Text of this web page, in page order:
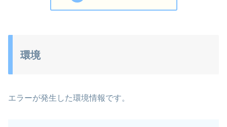
環境
エラーが発生した環境情報です。